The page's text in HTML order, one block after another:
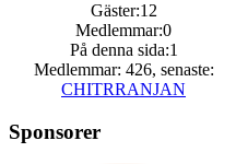
Gäster:12
Medlemmar:0
På denna sida:1
Medlemmar: 426, senaste:
CHITRRANJAN
Sponsorer